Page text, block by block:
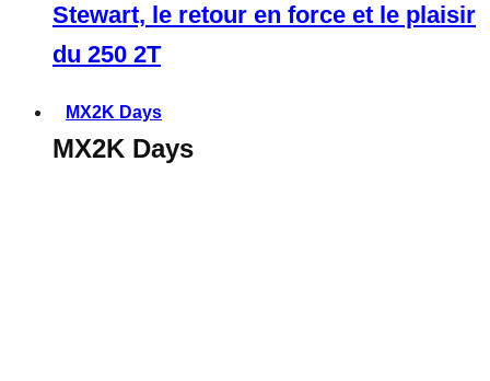
Stewart, le retour en force et le plaisir
du 250 2T
MX2K Days
MX2K Days